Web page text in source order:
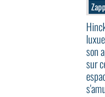
son
sur